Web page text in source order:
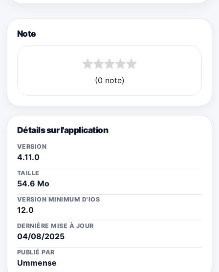
Note
(0 note)
Détails sur l'application
VERSION
4.11.0
TAILLE
54.6 Mo
VERSION MINIMUM D'IOS
12.0
DERNIÈRE MISE À JOUR
04/08/2025
PUBLIÉ PAR
Ummense